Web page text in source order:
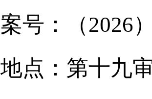
案号：（2026
地点：第十九